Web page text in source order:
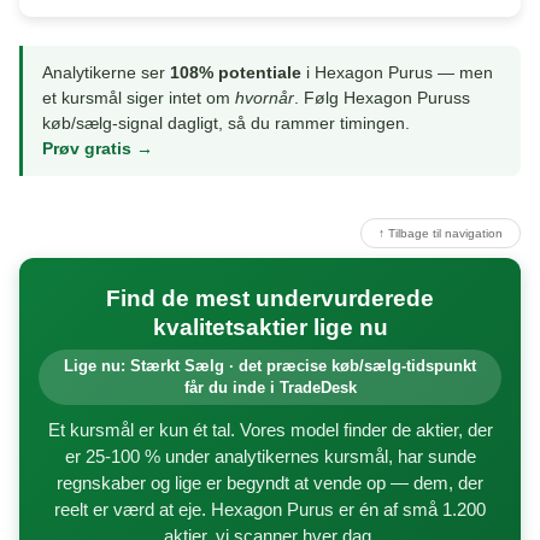
Analytikerne ser 108% potentiale i Hexagon Purus — men
et kursmål siger intet om hvornår. Følg Hexagon Puruss
køb/sælg-signal dagligt, så du rammer timingen.
Prøv gratis →
↑ Tilbage til navigation
Find de mest undervurderede
kvalitetsaktier lige nu
Lige nu: Stærkt Sælg · det præcise køb/sælg-tidspunkt
får du inde i TradeDesk
Et kursmål er kun ét tal. Vores model finder de aktier, der
er 25-100 % under analytikernes kursmål, har sunde
regnskaber og lige er begyndt at vende op — dem, der
reelt er værd at eje. Hexagon Purus er én af små 1.200